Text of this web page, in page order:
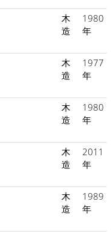
木
造
1980
年
木
造
1977
年
木
造
1980
年
木
造
2011
年
木
造
1989
年